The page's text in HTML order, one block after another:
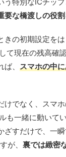
要な橋渡しの役割
の初期設定を
て現在の残高確
、 スマホの中
けでなく、スマ
も一緒に動いて
すだけで、一
が、 裏では緻密